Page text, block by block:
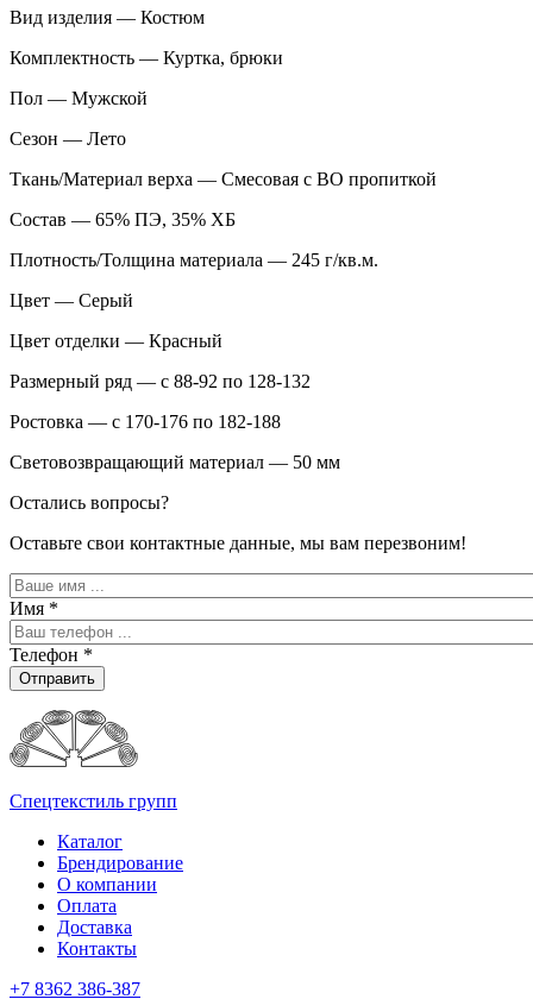
Вид изделия — Костюм
Комплектность — Куртка, брюки
Пол — Мужской
Сезон — Лето
Ткань/Материал верха — Смесовая с ВО пропиткой
Состав — 65% ПЭ, 35% ХБ
Плотность/Толщина материала — 245 г/кв.м.
Цвет — Серый
Цвет отделки — Красный
Размерный ряд — с 88-92 по 128-132
Ростовка — с 170-176 по 182-188
Световозвращающий материал — 50 мм
Остались вопросы?
Оставьте свои контактные данные, мы вам перезвоним!
Имя *
Телефон *
Отправить
Спецтекстиль групп
Каталог
Брендирование
О компании
Оплата
Доставка
Контакты
+7 8362 386-387